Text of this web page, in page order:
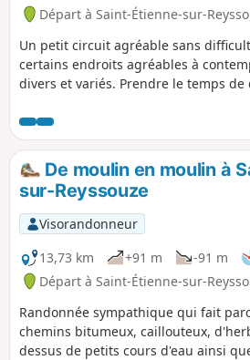
Départ à Saint-Étienne-sur-
Un petit circuit agréable sans
certains endroits agréables à
divers et variés. Prendre le temps de
De moulin en moulin à
sur-Reyssouze
Visorandonneur
13,73 km
+91 m -91 m
Départ à Saint-Étienne-sur-
Randonnée sympathique qui fait
chemins bitumeux, caillouteux,
dessus de petits cours d'eau ainsi